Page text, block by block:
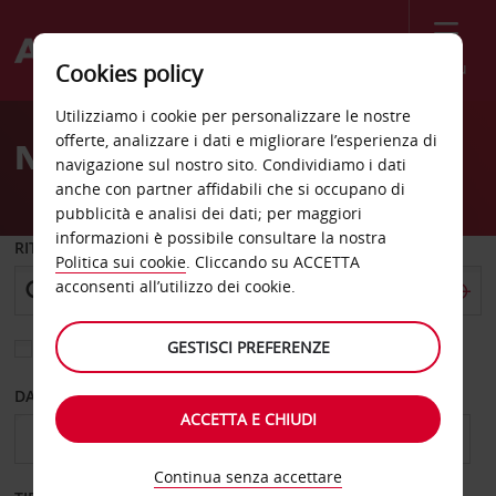
Menù
Welcome
AvisNoleggio auto Ostrava
RITIRO DA
Scegli una località di riconsegna diversa
DAL GIORNO AL GIORNO
Cookies policy
Utilizziamo i cookie per personalizzare le nostre
offerte, analizzare i dati e migliorare l’esperienza di
navigazione sul nostro sito. Condividiamo i dati
anche con partner affidabili che si occupano di
pubblicità e analisi dei dati; per maggiori
informazioni è possibile consultare la nostra
Politica sui cookie. Cliccando su ACCETTA
acconsenti all’utilizzo dei cookie.
GESTISCI PREFERENZE
ACCETTA E CHIUDI
Continua senza accettare